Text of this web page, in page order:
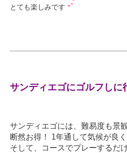
とても楽しみです
サンディエゴにゴルフしに
サンディエゴには、難易度も景
断然お得！ 1年通して気候が良
そして、コースでプレーするだ